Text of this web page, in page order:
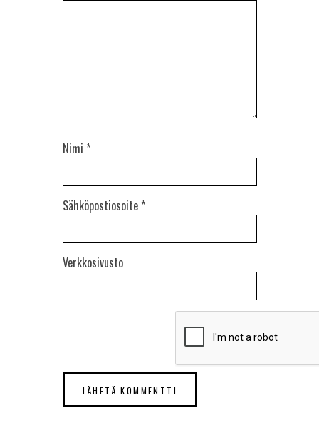
Nimi *
Sähköpostiosoite *
Verkkosivusto